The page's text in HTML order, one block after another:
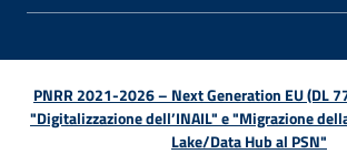
PNRR 2021-2026 – Next Generation EU (DL
"Digitalizzazione dell’INAIL" e "Migrazione
Lake/Data Hub al PSN"